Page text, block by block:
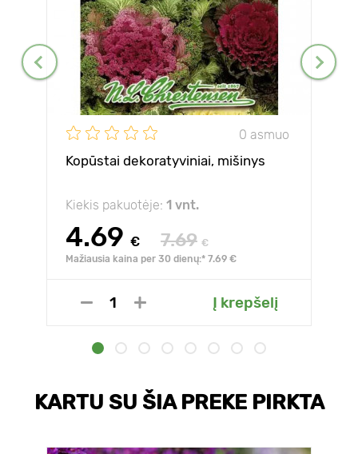
0 asmuo
Kopūstai dekoratyviniai, mišinys
Kiekis pakuotėje: 1 vnt.
4.69 € 7.69 €
Mažiausia kaina per 30 dienų:* 7.69 €
Į krepšelį
KARTU SU ŠIA PREKE PIRKTA